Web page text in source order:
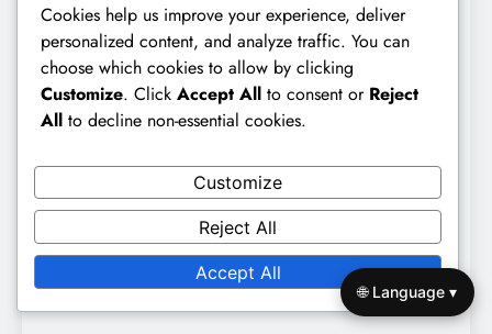
Wykonawcy w pomocy na Mistrzostwach Świata FIFA U-20
2023: Podania, Asysty, Kontrola
Szukaj
Search
for:
Kategorie
Cookies help us improve your experience, deliver
personalized content, and analyze traffic. You can
choose which cookies to allow by clicking
Customize. Click Accept All to consent or Reject
All to decline non-essential cookies.
Customize
Reject All
Accept All
🌐 Language ▾